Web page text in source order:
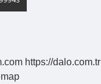
https://dalo.com.tr